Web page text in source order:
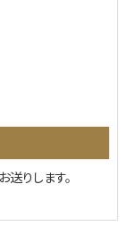
りします。